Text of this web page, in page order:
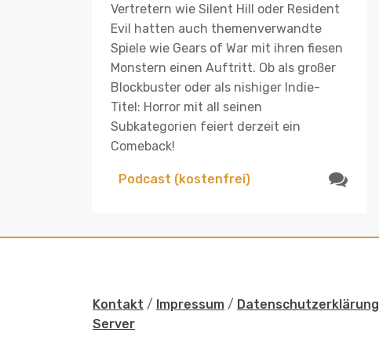
Vertretern wie Silent Hill oder Resident
Evil hatten auch themenverwandte
Spiele wie Gears of War mit ihren fiesen
Monstern einen Auftritt. Ob als großer
Blockbuster oder als nishiger Indie-
Titel: Horror mit all seinen
Subkategorien feiert derzeit ein
Comeback!
Podcast (kostenfrei)
Kontakt / Impressum / Datenschutzerklärung
Server